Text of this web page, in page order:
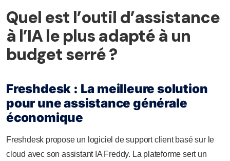
Quel est l’outil d’assistance
à l’IA le plus adapté à un
budget serré ?
Freshdesk : La meilleure solution
pour une assistance générale
économique
Freshdesk propose un logiciel de support client basé sur le
cloud avec son assistant IA Freddy. La plateforme sert un